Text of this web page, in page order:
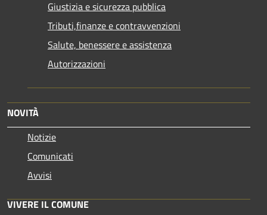
Giustizia e sicurezza pubblica
Tributi,finanze e contravvenzioni
Salute, benessere e assistenza
Autorizzazioni
NOVITÀ
Notizie
Comunicati
Avvisi
VIVERE IL COMUNE